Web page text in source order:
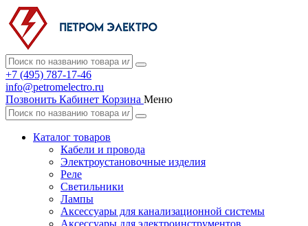
+7 (495) 787-17-46
info@petromelectro.ru
Позвонить Кабинет Корзина Меню
Каталог товаров
Кабели и провода
Электроустановочные изделия
Реле
Светильники
Лампы
Аксессуары для канализационной системы
Аксессуары для электроинструментов